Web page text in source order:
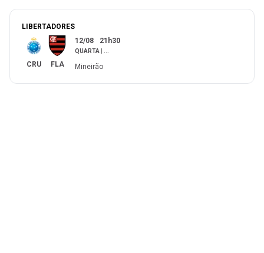
LIBERTADORES
CRU FLA
12/08 21h30
QUARTA
Mineirão